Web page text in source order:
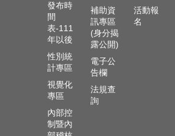
發布時
間
表-111
年以後
性別統
計專區
視覺化
專區
內部控
制暨內
補助資
訊專區
(身分揭
露公開)
電子公
告欄
法規查
詢
活動報
名